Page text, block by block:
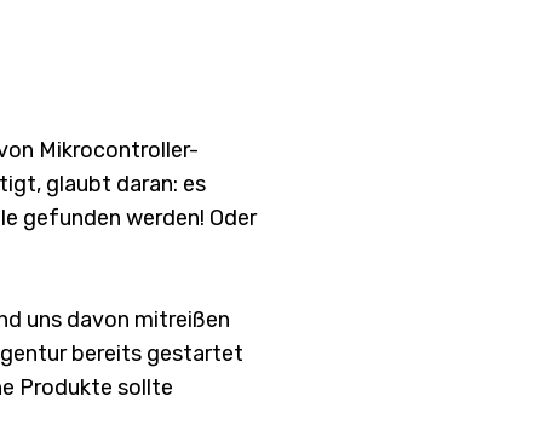
Mikrocontroller-
glaubt daran: es
gefunden werden! Oder
uns davon mitreißen
bereits gestartet
Produkte sollte